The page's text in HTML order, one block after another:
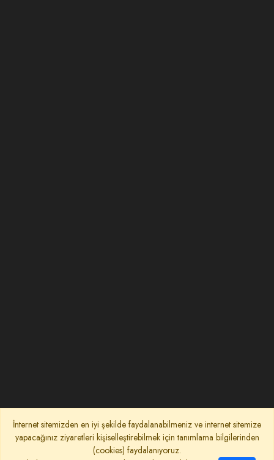
İnternet sitemizden en iyi şekilde faydalanabilmeniz ve internet sitemize
yapacağınız ziyaretleri kişiselleştirebilmek için tanımlama bilgilerinden
(cookies) faydalanıyoruz.